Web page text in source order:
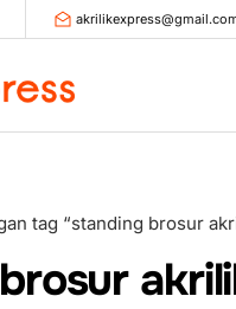
tag “standing brosur